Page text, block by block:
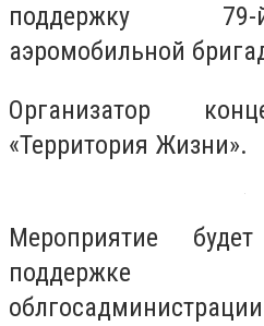
поддержку
аэромобильной
Организатор
«Территория Жизни».
Мероприятие
поддержке